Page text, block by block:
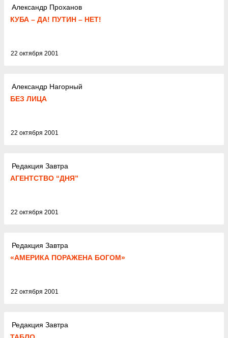
Александр Проханов
КУБА – ДА! ПУТИН – НЕТ!
22 октября 2001
Александр Нагорный
БЕЗ ЛИЦА
22 октября 2001
Редакция Завтра
АГЕНТСТВО “ДНЯ”
22 октября 2001
Редакция Завтра
«АМЕРИКА ПОРАЖЕНА БОГОМ»
22 октября 2001
Редакция Завтра